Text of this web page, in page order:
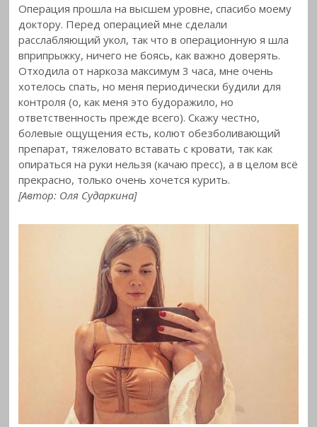
Операция прошла на высшем уровне, спасибо моему
доктору. Перед операцией мне сделали
расслабляющий укол, так что в операционную я шла
вприпрыжку, ничего не боясь, как важно доверять.
Отходила от наркоза максимум 3 часа, мне очень
хотелось спать, но меня периодически будили для
контроля (о, как меня это будоражило, но
ответственность прежде всего). Скажу честно,
болевые ощущения есть, колют обезболивающий
препарат, тяжеловато вставать с кровати, так как
опираться на руки нельзя (качаю пресс), а в целом всё
прекрасно, только очень хочется курить.
[Автор: Оля Сударкина]